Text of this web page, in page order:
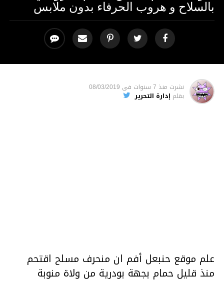
بالسلاح و هروب الحرفاء بدون ملابس
نشرت منذ 7 سنوات فى 08/03/2019
بقلم إدارة التحرير
علم موقع حنبعل أفم ان منحرف مسلح اقتحم
منذ قليل حمام بجهة بودرية من ولاة منوبة